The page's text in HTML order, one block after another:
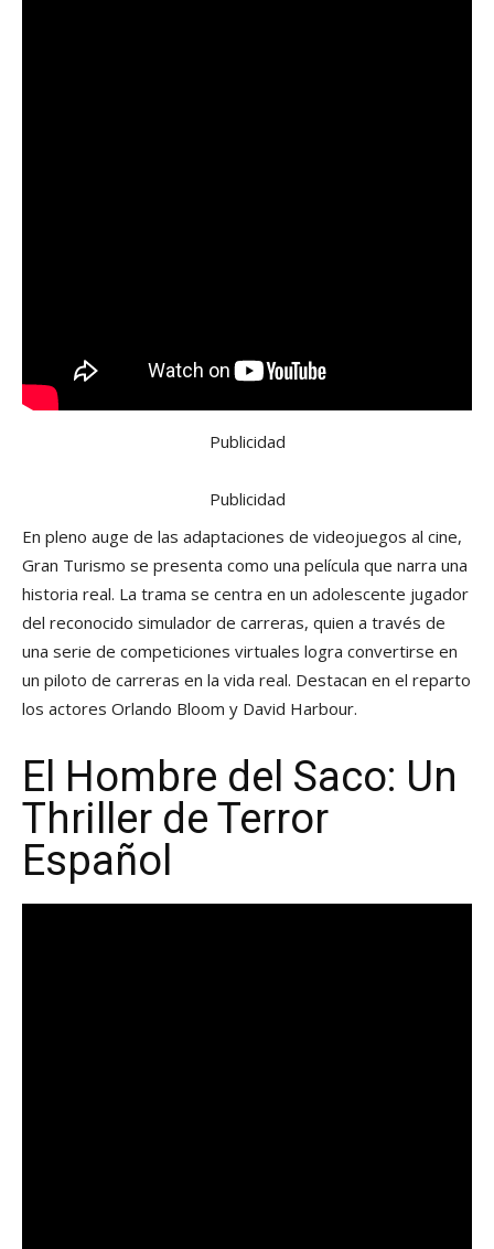
Publicidad
Publicidad
En pleno auge de las adaptaciones de videojuegos al cine,
Gran Turismo se presenta como una película que narra una
historia real. La trama se centra en un adolescente jugador
del reconocido simulador de carreras, quien a través de
una serie de competiciones virtuales logra convertirse en
un piloto de carreras en la vida real. Destacan en el reparto
los actores Orlando Bloom y David Harbour.
El Hombre del Saco: Un
Thriller de Terror
Español